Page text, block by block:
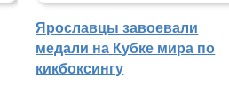
Ярославцы завоевали
медали на Кубке мира по
кикбоксингу